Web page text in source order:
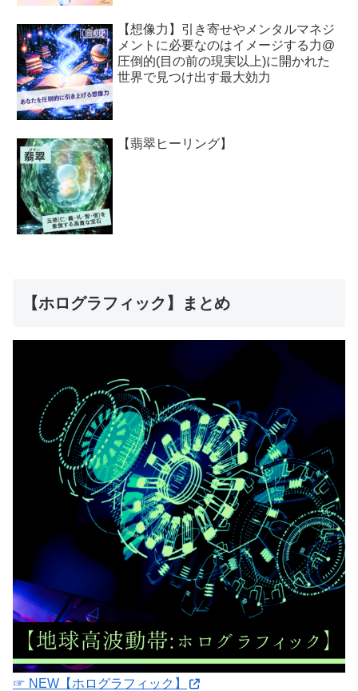
【想像力】引き寄せやメンタルマネジ
メントに必要なのはイメージする力@
圧倒的(目の前の現実以上)に開かれた
世界で見つけ出す最大効力
【翡翠ヒーリング】
【ホログラフィック】まとめ
☞ NEW【ホログラフィック】